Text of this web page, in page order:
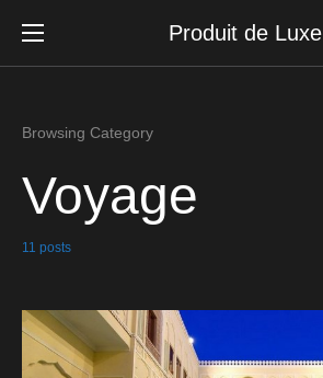
Produit de Luxe
Browsing Category
Voyage
11 posts